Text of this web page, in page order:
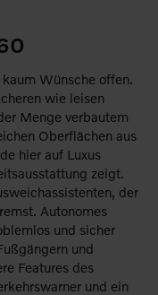
Wünsche offen.
wie leisen
Menge verbautem
Oberflächen aus
hier auf Luxus
zeigt.
der
Autonomes
und sicher
und
Features des
und ein